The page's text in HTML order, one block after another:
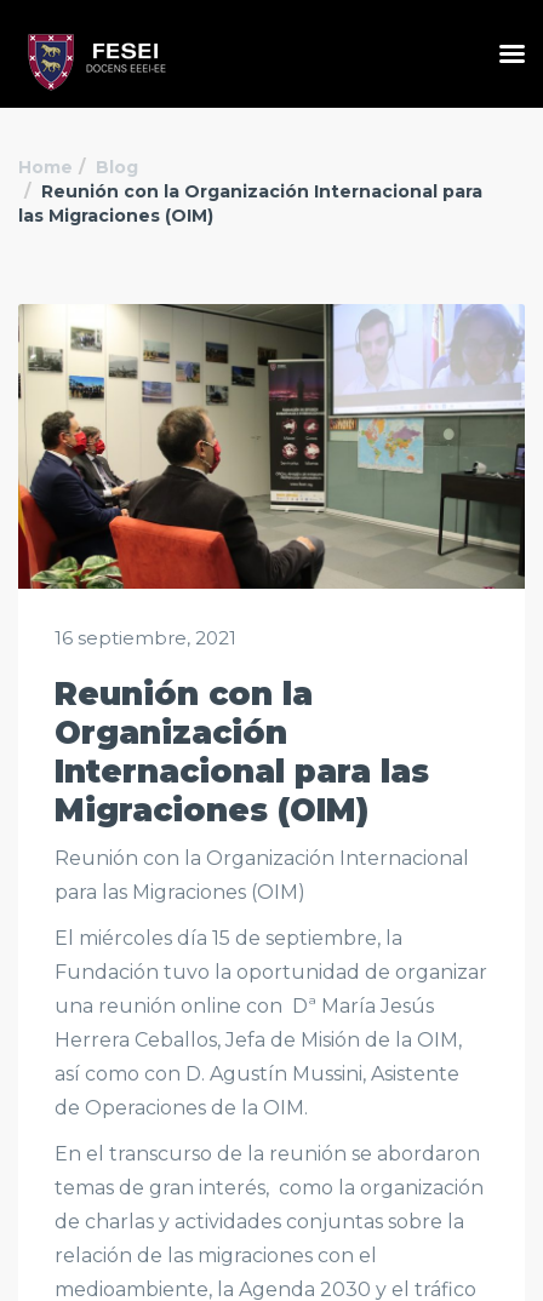
Home
Blog
Reunión con la Organización Internacional para
las Migraciones (OIM)
16 septiembre, 2021
Reunión con la
Organización
Internacional para las
Migraciones (OIM)
Reunión con la Organización Internacional
para las Migraciones (OIM)
El miércoles día 15 de septiembre, la
Fundación tuvo la oportunidad de organizar
una reunión online con Dª María Jesús
Herrera Ceballos, Jefa de Misión de la OIM,
así como con D. Agustín Mussini, Asistente
de Operaciones de la OIM.
En el transcurso de la reunión se abordaron
temas de gran interés, como la organización
de charlas y actividades conjuntas sobre la
relación de las migraciones con el
medioambiente, la Agenda 2030 y el tráfico